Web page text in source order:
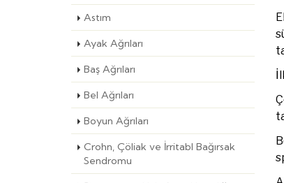
Astım
Ayak Ağrıları
Baş Ağrıları
Bel Ağrıları
Boyun Ağrıları
Crohn, Çöliak ve İrritabl Bağırsak
Sendromu